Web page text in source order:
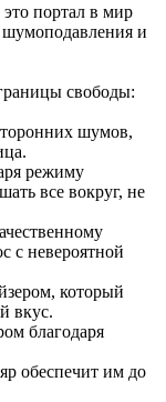
портал в мир
шумоподавления и
свободы:
шумов,
режиму
все вокруг, не
с невероятной
который
вкус.
благодаря
обеспечит им до